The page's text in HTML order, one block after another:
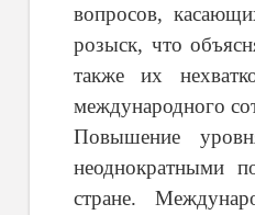
вопросов,
розыск, что
также их
международного
Повышение
неоднократными
стране.